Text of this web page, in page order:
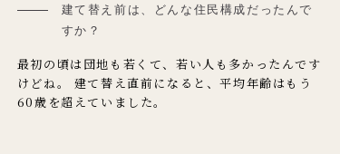
建て替え前は、どんな住民構成だったんで
すか？
最初の頃は団地も若くて、若い人も多かったんです
けどね。 建て替え直前になると、平均年齢はもう
60歳を超えていました。